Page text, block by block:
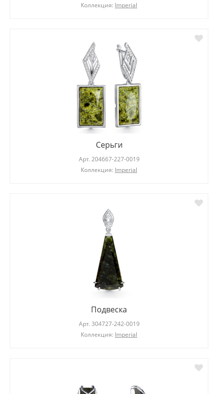
Коллекция: Imperial
Серьги
Арт. 204667-227-0019
Коллекция: Imperial
Подвеска
Арт. 304727-242-0019
Коллекция: Imperial